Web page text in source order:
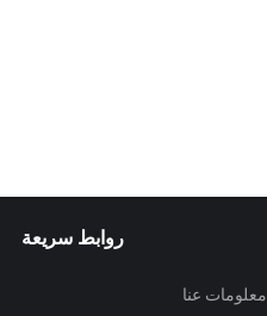
روابط سريعة
معلومات عنا